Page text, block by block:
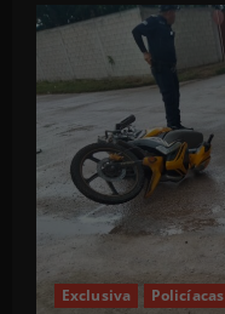
Humberto
Parra
visita
Yotholín
para
entregar
apoyos
y
escuchar
a
sus
habitantes
Exclusiva Policíacas